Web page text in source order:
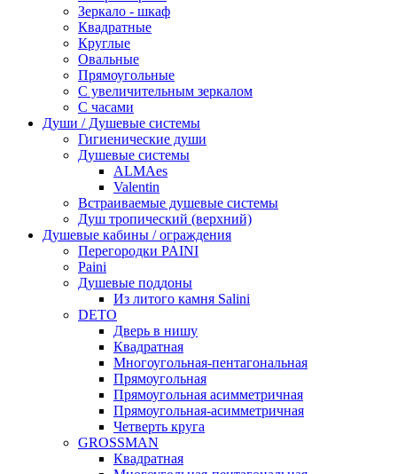
Зеркало - шкаф
Квадратные
Круглые
Овальные
Прямоугольные
С увеличительным зеркалом
С часами
Души / Душевые системы
Гигиенические души
Душевые системы
ALMAes
Valentin
Встраиваемые душевые системы
Душ тропический (верхний)
Душевые кабины / ограждения
Перегородки PAINI
Paini
Душевые поддоны
Из литого камня Salini
DETO
Дверь в нишу
Квадратная
Многоугольная-пентагональная
Прямоугольная
Прямоугольная асимметричная
Прямоугольная-асимметричная
Четверть круга
GROSSMAN
Квадратная